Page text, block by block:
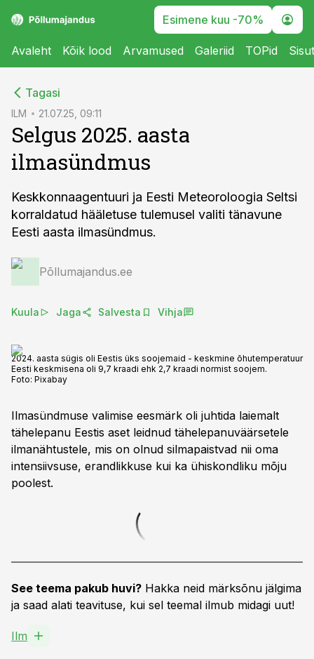
Esimene kuu -70%
Avaleht Kõik lood Arvamused Galeriid TOPid
Tagasi
ILM 21.07.25, 09:11
Selgus 2025. aasta
ilmasündmus
Keskkonnaagentuuri ja Eesti Meteoroloogia Seltsi
korraldatud hääletuse tulemusel valiti tänavune
Eesti aasta ilmasündmus.
Põllumajandus.ee
Kuula Jaga Salvesta Vihja
2024. aasta sügis oli Eestis üks soojemaid - keskmine õhutemperatuur
Eesti keskmisena oli 9,7 kraadi ehk 2,7 kraadi normist soojem.
Foto: Pixabay
Ilmasündmuse valimise eesmärk oli juhtida laiemalt
tähelepanu Eestis aset leidnud tähelepanuväärsetele
ilmanähtustele, mis on olnud silmapaistvad nii oma
intensiivsuse, erandlikkuse kui ka ühiskondliku mõju
poolest.
See teema pakub huvi? Hakka neid märksõnu jälgima
ja saad alati teavituse, kui sel teemal ilmub midagi uut!
Ilm